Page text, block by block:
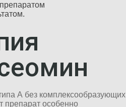
А без комплексообразующих
препарат особенно